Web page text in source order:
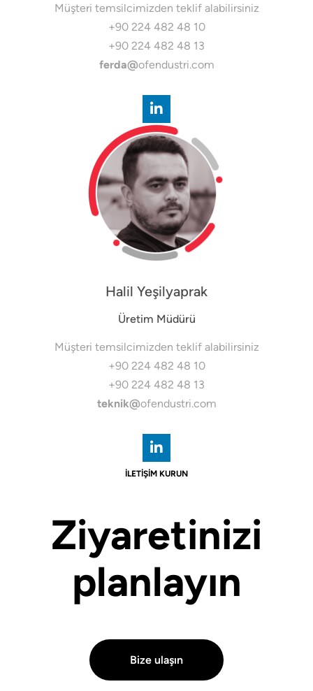
Müşteri temsilcimizden teklif alabilirsiniz
+90 224 482 48 10
+90 224 482 48 13
ferda@ofendustri.com
Halil Yeşilyaprak
Üretim Müdürü
Müşteri temsilcimizden teklif alabilirsiniz
+90 224 482 48 10
+90 224 482 48 13
teknik@ofendustri.com
İLETİŞİM KURUN
Ziyaretinizi
planlayın
Bize ulaşın